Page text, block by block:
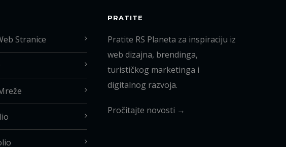
Stranice
PRATITE
Pratite RS Planeta za inspiraciju iz
web dizajna, brendinga,
turističkog marketinga i
digitalnog razvoja.
Pročitajte novosti →